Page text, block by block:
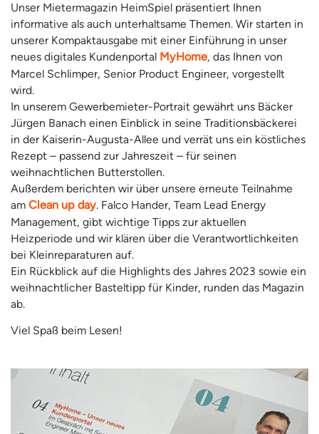
Unser Mietermagazin HeimSpiel präsentiert Ihnen
informative als auch unterhaltsame Themen. Wir starten in
unserer Kompaktausgabe mit einer Einführung in unser
neues digitales Kundenportal MyHome, das Ihnen von
Marcel Schlimper, Senior Product Engineer, vorgestellt
wird.
In unserem Gewerbemieter-Portrait gewährt uns Bäcker
Jürgen Banach einen Einblick in seine Traditionsbäckerei
in der Kaiserin-Augusta-Allee und verrät uns ein köstliches
Rezept – passend zur Jahreszeit – für seinen
weihnachtlichen Butterstollen.
Außerdem berichten wir über unsere erneute Teilnahme
am Clean up day. Falco Hander, Team Lead Energy
Management, gibt wichtige Tipps zur aktuellen
Heizperiode und wir klären über die Verantwortlichkeiten
bei Kleinreparaturen auf.
Ein Rückblick auf die Highlights des Jahres 2023 sowie ein
weihnachtlicher Basteltipp für Kinder, runden das Magazin
ab.
Viel Spaß beim Lesen!